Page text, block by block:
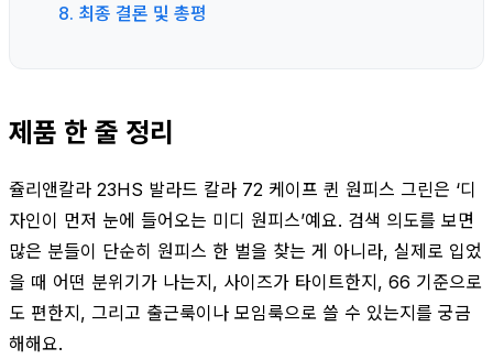
8. 최종 결론 및 총평
제품 한 줄 정리
쥴리앤칼라 23HS 발라드 칼라 72 케이프 퀸 원피스 그린은 ‘디
자인이 먼저 눈에 들어오는 미디 원피스’예요. 검색 의도를 보면
많은 분들이 단순히 원피스 한 벌을 찾는 게 아니라, 실제로 입었
을 때 어떤 분위기가 나는지, 사이즈가 타이트한지, 66 기준으로
도 편한지, 그리고 출근룩이나 모임룩으로 쓸 수 있는지를 궁금
해해요.